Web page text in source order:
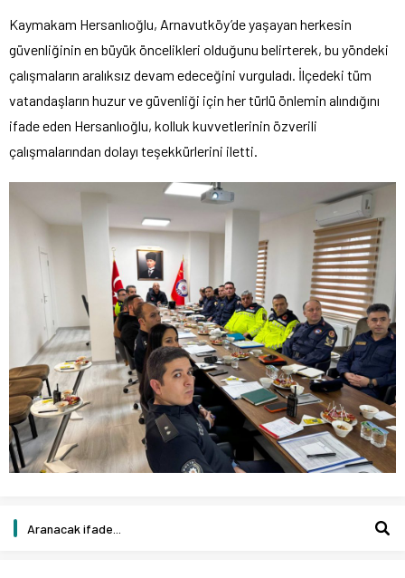
Kaymakam Hersanlıoğlu, Arnavutköy’de yaşayan herkesin
güvenliğinin en büyük öncelikleri olduğunu belirterek, bu yöndeki
çalışmaların aralıksız devam edeceğini vurguladı. İlçedeki tüm
vatandaşların huzur ve güvenliği için her türlü önlemin alındığını
ifade eden Hersanlıoğlu, kolluk kuvvetlerinin özverili
çalışmalarından dolayı teşekkürlerini iletti.